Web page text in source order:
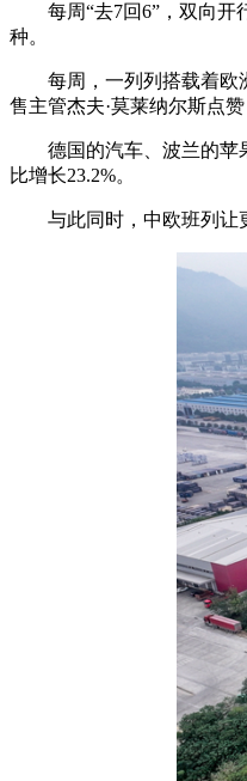
每周“去7回6”，双向开
种。
每周，一列列搭载着欧
售主管杰夫·莫莱纳尔斯点
德国的汽车、波兰的
比增长23.2%。
与此同时，中欧班列让